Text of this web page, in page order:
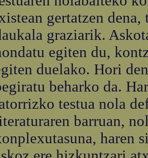
gertatzen
graziarik.
egiten du,
duelako. Hori
beharko da.
testua nola
barruan,
haren